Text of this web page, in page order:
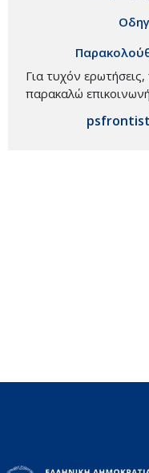
Για τυχόν
παρακαλώ